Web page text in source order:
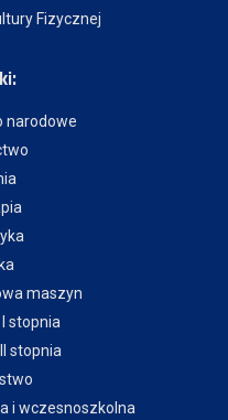
Fizycznej
narodowe
maszyn
stopnia
stopnia
i wczesnoszkolna